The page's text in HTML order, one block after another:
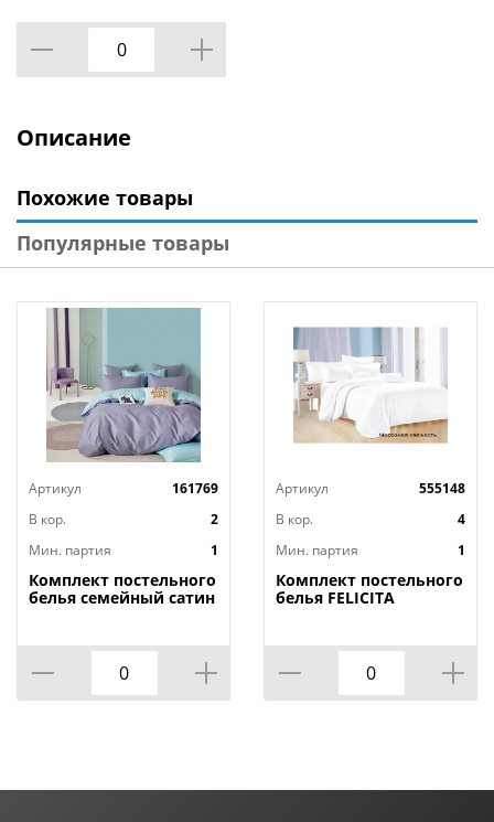
Описание
Похожие товары
Популярные товары
Артикул
161769
В кор.
2
Мин. партия
1
Комплект постельного
белья семейный сатин
1/1
Артикул
555148
В кор.
4
Мин. партия
1
Комплект постельного
белья FELICITA